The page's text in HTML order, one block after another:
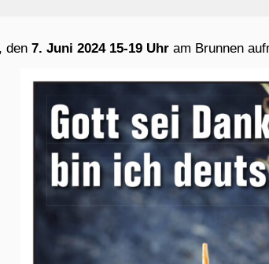
den7. Juni 2024 15-19 Uhr am Brunnen